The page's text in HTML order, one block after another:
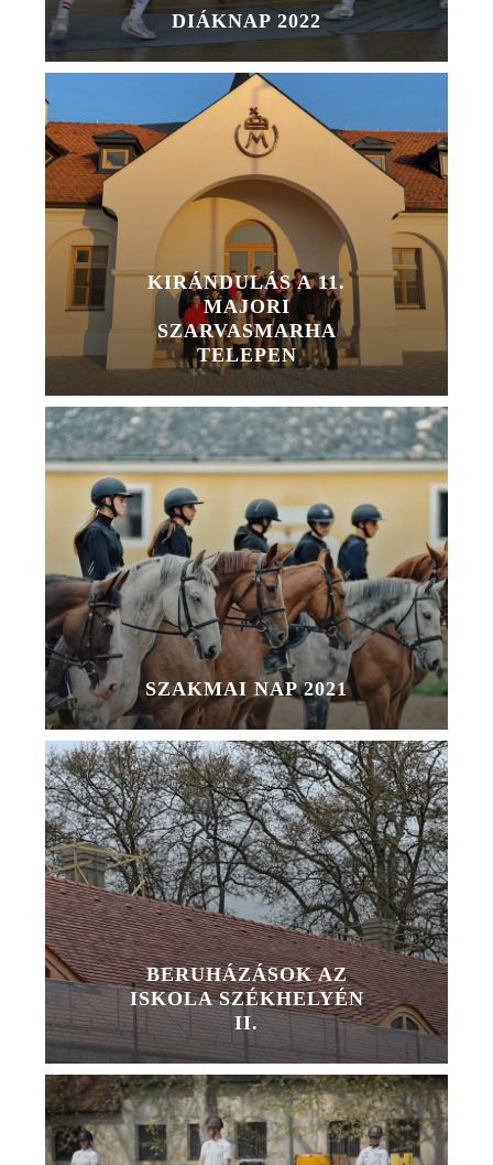
DIÁKNAP 2022
KIRÁNDULÁS A 11.
MAJORI
SZARVASMARHA
TELEPEN
SZAKMAI NAP 2021
BERUHÁZÁSOK AZ
ISKOLA SZÉKHELYÉN
II.